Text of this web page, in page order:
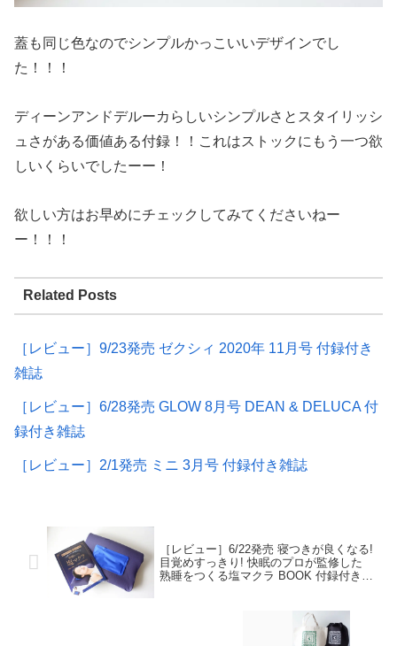
蓋も同じ色なのでシンプルかっこいいデザインでし
た！！！
ディーンアンドデルーカらしいシンプルさとスタイリッシ
ュさがある価値ある付録！！これはストックにもう一つ欲
しいくらいでしたーー！
欲しい方はお早めにチェックしてみてくださいねー
ー！！！
Related Posts
［レビュー］9/23発売 ゼクシィ 2020年 11月号 付録付き
雑誌
［レビュー］6/28発売 GLOW 8月号 DEAN & DELUCA 付
録付き雑誌
［レビュー］2/1発売 ミニ 3月号 付録付き雑誌
［レビュー］6/22発売 寝つきが良くなる!
目覚めすっきり! 快眠のプロが監修した
熟睡をつくる塩マクラ BOOK 付録付き雑